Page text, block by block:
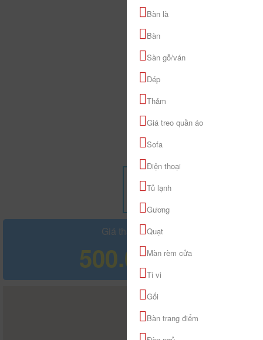
Giá tham khảo
500.000 đ
Bàn là
Bàn
Sàn gỗ/ván
Dép
Thảm
Giá treo quần áo
Sofa
Điện thoại
Tủ lạnh
Gương
Quạt
Màn rèm cửa
Ti vi
Gối
Bàn trang điểm